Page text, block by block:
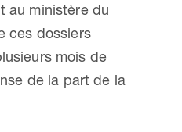
au ministère du
ces dossiers
mois de
de la part de la